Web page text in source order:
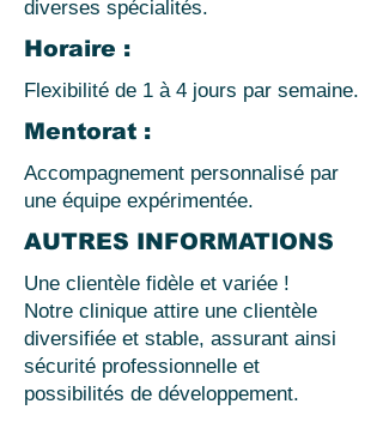
diverses spécialités.
Horaire :
Flexibilité de 1 à 4 jours par semaine.
Mentorat :
Accompagnement personnalisé par
une équipe expérimentée.
AUTRES INFORMATIONS
Une clientèle fidèle et variée !
Notre clinique attire une clientèle
diversifiée et stable, assurant ainsi
sécurité professionnelle et
possibilités de développement.